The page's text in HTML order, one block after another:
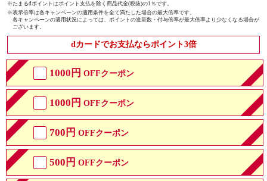
※たまるdポイントはポイント支払を除く商品代金(税抜)の1％です。
※表示倍率は各キャンペーンの適用条件を全て満たした場合の最大倍率です。
各キャンペーンの適用状況によっては、ポイントの進呈数・付与倍率が最大倍率より少なくなる場合が
ございます。
dカードでお支払ならポイント3倍
1000円 OFFクーポン
1000円 OFFクーポン
700円 OFFクーポン
500円 OFFクーポン